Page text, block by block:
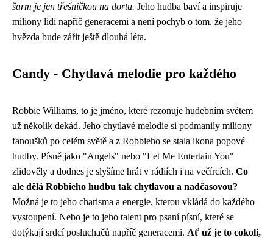
šarm je jen třešničkou na dortu. Jeho hudba baví a inspiruje
miliony lidí napříč generacemi a není pochyb o tom, že jeho
hvězda bude zářit ještě dlouhá léta.
Candy - Chytlavá melodie pro každého
Robbie Williams, to je jméno, které rezonuje hudebním světem
už několik dekád. Jeho chytlavé melodie si podmanily miliony
fanoušků po celém světě a z Robbieho se stala ikona popové
hudby. Písně jako "Angels" nebo "Let Me Entertain You"
zlidověly a dodnes je slyšíme hrát v rádiích i na večírcích. Co
ale dělá Robbieho hudbu tak chytlavou a nadčasovou?
Možná je to jeho charisma a energie, kterou vkládá do každého
vystoupení. Nebo je to jeho talent pro psaní písní, které se
dotýkají srdcí posluchačů napříč generacemi. Ať už je to cokoli,